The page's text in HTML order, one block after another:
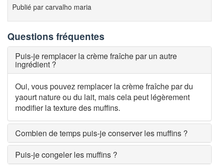
Publié par carvalho maria
Questions fréquentes
Puis-je remplacer la crème fraîche par un autre
ingrédient ?
Oui, vous pouvez remplacer la crème fraîche par du
yaourt nature ou du lait, mais cela peut légèrement
modifier la texture des muffins.
Combien de temps puis-je conserver les muffins ?
Puis-je congeler les muffins ?